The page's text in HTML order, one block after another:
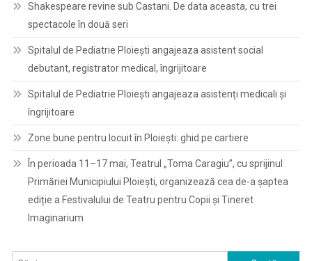
Shakespeare revine sub Castani. De data aceasta, cu trei
spectacole în două seri
Spitalul de Pediatrie Ploieşti angajeaza asistent social
debutant, registrator medical, îngrijitoare
Spitalul de Pediatrie Ploieşti angajeaza asistenți medicali și
îngrijitoare
Zone bune pentru locuit în Ploiești: ghid pe cartiere
În perioada 11–17 mai, Teatrul „Toma Caragiu”, cu sprijinul
Primăriei Municipiului Ploiești, organizează cea de-a șaptea
ediție a Festivalului de Teatru pentru Copii și Tineret
Imaginarium